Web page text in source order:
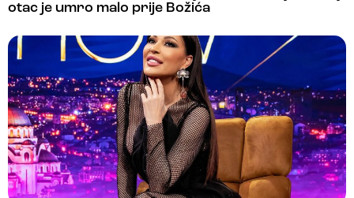
otac je umro malo prije Božića